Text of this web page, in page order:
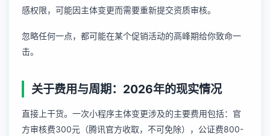
感权限，可能因主体变更而需要重新提交资质审核。
忽略任何一点，都可能在某个促销活动的高峰期给你致命一
击。
关于费用与周期：2026年的现实情况
直接上干货。一次小程序主体变更涉及的主要费用包括：官
方审核费300元（腾讯官方收取，不可免除），公证费800-